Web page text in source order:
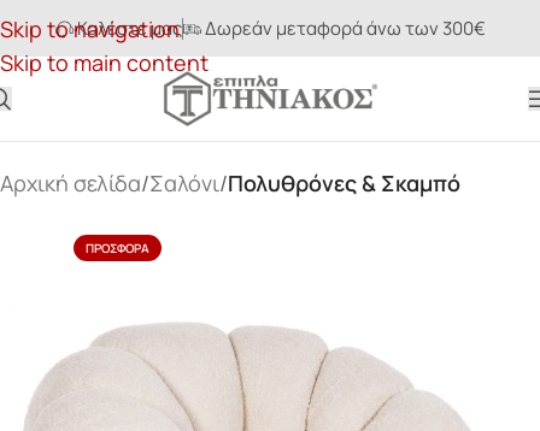
Skip to navigation
Skip to main content
Καλέστε μας Δωρεάν μεταφορά άνω των 300€
Αρχική σελίδα Σαλόνι Πολυθρόνες & Σκαμπό
ΠΡΟΣΦΟΡΆ